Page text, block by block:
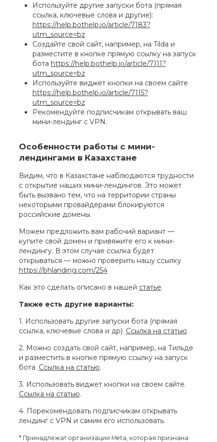
Используйте другие запуски бота (прямая
ссылка, ключевые слова и другие):
https://help.bothelp.io/article/7183?
utm_source=bz
Создайте свой сайт, например, на Tilda и
разместите в кнопке прямую ссылку на запуск
бота https://help.bothelp.io/article/7111?
utm_source=bz
Используйте виджет кнопки на своем сайте
https://help.bothelp.io/article/7115?
utm_source=bz
Рекомендуйте подписчикам открывать ваш
мини-лендинг с VPN.
Особенности работы с мини-
лендингами в Казахстане
Видим, что в Казахстане наблюдаются трудности
с открытие наших мини-лендингов. Это может
быть вызвано тем, что на территории страны
некоторыми провайдерами блокируются
российские домены.
Можем предложить вам рабочий вариант —
купите свой домен и привяжите его к мини-
лендингу. В этом случае ссылка будет
открываться — можно проверить нашу ссылку
https://bhlanding.com/254
Как это сделать описано в нашей статье.
Также есть другие варианты:
1. Использовать другие запуски бота (прямая
ссылка, ключевые слова и др). Ссылка на статью.
2. Можно создать свой сайт, например, на Тильде
и разместить в кнопке прямую ссылку на запуск
бота. Ссылка на статью.
3. Использовать виджет кнопки на своем сайте.
Ссылка на статью.
4. Порекомендовать подписчикам открывать
лендинг с VPN и самим его использовать.
* Принадлежат организации Meta, которая признана